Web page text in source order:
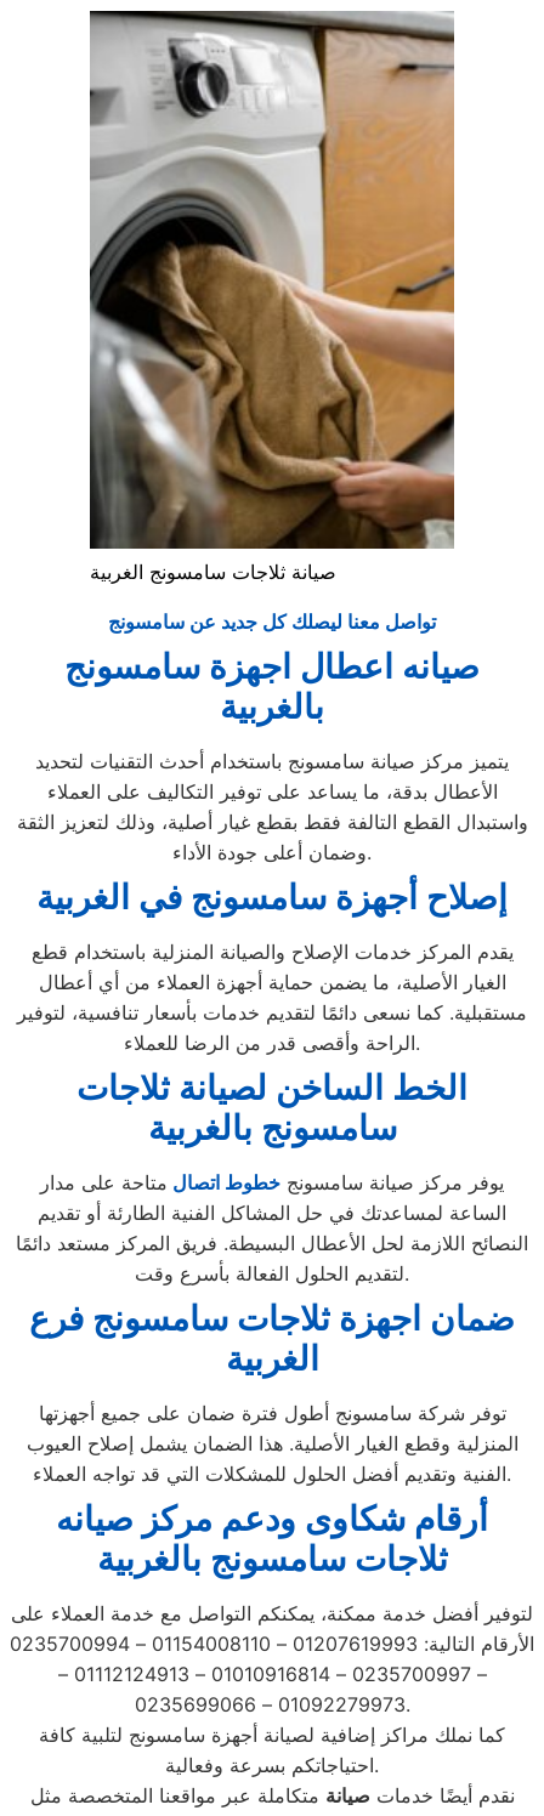
صيانة ثلاجات سامسونج الغربية
تواصل معنا ليصلك كل جديد عن سامسونج
صيانه اعطال اجهزة سامسونج
بالغربية
يتميز مركز صيانة سامسونج باستخدام أحدث التقنيات لتحديد
الأعطال بدقة، ما يساعد على توفير التكاليف على العملاء
واستبدال القطع التالفة فقط بقطع غيار أصلية، وذلك لتعزيز الثقة
وضمان أعلى جودة الأداء.
إصلاح أجهزة سامسونج في الغربية
يقدم المركز خدمات الإصلاح والصيانة المنزلية باستخدام قطع
الغيار الأصلية، ما يضمن حماية أجهزة العملاء من أي أعطال
مستقبلية. كما نسعى دائمًا لتقديم خدمات بأسعار تنافسية، لتوفير
الراحة وأقصى قدر من الرضا للعملاء.
الخط الساخن لصيانة ثلاجات
سامسونج بالغربية
يوفر مركز صيانة سامسونج خطوط اتصال متاحة على مدار
الساعة لمساعدتك في حل المشاكل الفنية الطارئة أو تقديم
النصائح اللازمة لحل الأعطال البسيطة. فريق المركز مستعد دائمًا
لتقديم الحلول الفعالة بأسرع وقت.
ضمان اجهزة ثلاجات سامسونج فرع
الغربية
توفر شركة سامسونج أطول فترة ضمان على جميع أجهزتها
المنزلية وقطع الغيار الأصلية. هذا الضمان يشمل إصلاح العيوب
الفنية وتقديم أفضل الحلول للمشكلات التي قد تواجه العملاء.
أرقام شكاوى ودعم مركز صيانه
ثلاجات سامسونج بالغربية
لتوفير أفضل خدمة ممكنة، يمكنكم التواصل مع خدمة العملاء على
الأرقام التالية: 01207619993 – 01154008110 – 0235700994
– 0235700997 – 01010916814 – 01112124913 –
01092279973 – 0235699066.
كما نملك مراكز إضافية لصيانة أجهزة سامسونج لتلبية كافة
احتياجاتكم بسرعة وفعالية.
نقدم أيضًا خدمات صيانة متكاملة عبر مواقعنا المتخصصة مثل